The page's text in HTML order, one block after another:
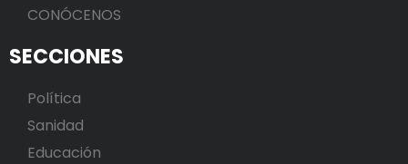
CONÓCENOS
SECCIONES
Política
Sanidad
Educación